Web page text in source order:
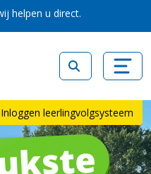
helpen u direct.
Inloggen leerlingvolgsysteem